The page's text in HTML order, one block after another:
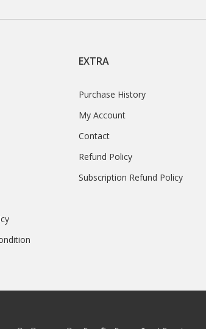
EXTRA
Purchase History
My Account
Contact
Refund Policy
Subscription Refund Policy